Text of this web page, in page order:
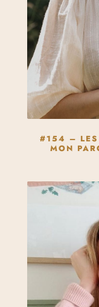
#154 – LES
MON